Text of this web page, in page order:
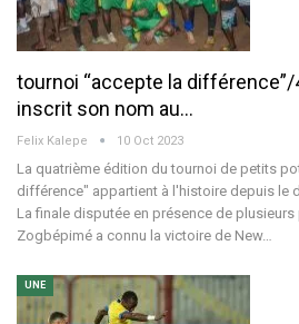
tournoi “accepte la
inscrit son nom au…
Felix Kalepe 10 Oct 2023
La quatrième édition du tournoi de petits
différence" appartient à l'histoire depuis le
La finale disputée en présence de
Zogbépimé a connu la victoire de New…
UNE